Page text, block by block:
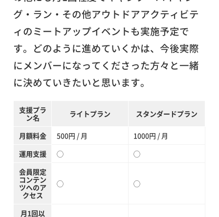
グ・ラン・その他アウトドアアクティビテ
ィのミートアップイベントも実施予定で
す。どのように進めていくかは、今後実際
にメンバーになってくださった方々と一緒
に決めていきたいと思います。
支援プラ
ン名
ライトプラン スタンダードプラン
月額料金 500円 / 月
1000円 / 月
運用支援
◯
◯
会員限定
コンテン
ツへのア
クセス
◯ ◯
月1回以